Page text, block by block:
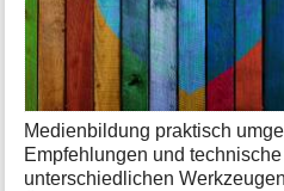
Medienbildung praktisch
Empfehlungen und
unterschiedlichen